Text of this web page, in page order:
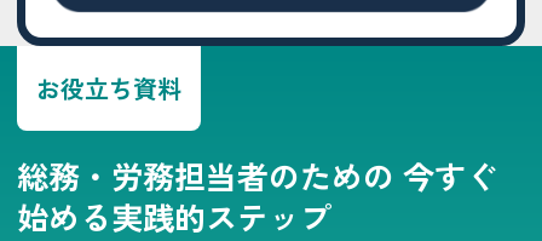
お役立ち資料
総務・労務担当者のための 今すぐ
始める実践的ステップ